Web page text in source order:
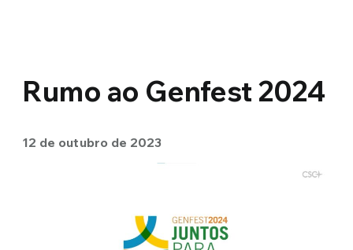
Rumo ao Genfest 2024
12 de outubro de 2023